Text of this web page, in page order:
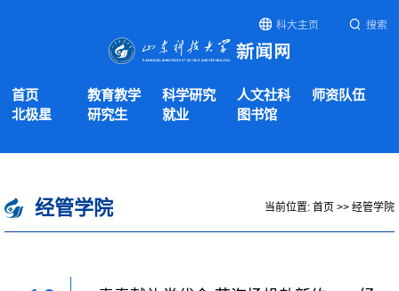
科大主页 搜索
首页 教育教学 科学研究 人文社科
师资队伍
北极星
研究生 就业 图书馆
经管学院 当前位置: 首页 >> 经管学院